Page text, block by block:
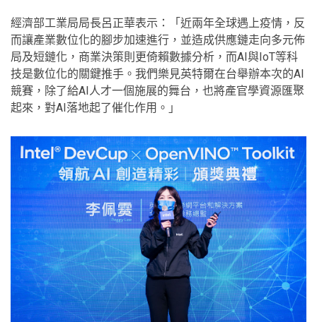
經濟部工業局局長呂正華表示：「近兩年全球遇上疫情，反
而讓產業數位化的腳步加速進行，並造成供應鏈走向多元佈
局及短鏈化，商業決策則更倚賴數據分析，而AI與IoT等科
技是數位化的關鍵推手。我們樂見英特爾在台舉辦本次的AI
競賽，除了給AI人才一個施展的舞台，也將產官學資源匯聚
起來，對AI落地起了催化作用。」